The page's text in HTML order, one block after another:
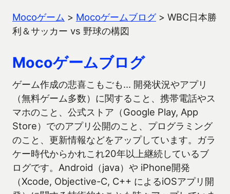
Mocoゲーム > Mocoゲームブログ> WBC日本勝
利＆サッカー vs 野球の構図
Mocoゲームブログ
ゲーム作成の悲喜こもごも… 開発状況やアプリ
（無料ゲーム多数）に関すること、携帯電話やス
マホのこと、公式ストア（Google Play, App
Store）でのアプリ公開のこと、プログラミング
のこと、更新情報などをアップしています。ガラ
ケー時代からかれこれ20年以上継続しているブ
ログです。Android（java）や iPhone開発
（Xcode, Objective-C, C++ によるiOSアプリ開